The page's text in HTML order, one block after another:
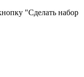
"Сделать набор